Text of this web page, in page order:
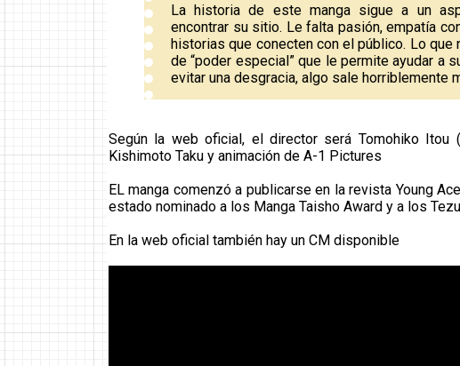
La historia de este manga sigue a un
encontrar su sitio. Le falta pasión, empatía
historias que conecten con el público. Lo
de “poder especial” que le permite ayudar a
evitar una desgracia, algo sale horriblemente
Según la web oficial, el director será Tomohiko Itou
Kishimoto Taku y animación de A-1 Pictures
EL manga comenzó a publicarse en la revista Young
estado nominado a los Manga Taisho Award y a los
En la web oficial también hay un CM disponible